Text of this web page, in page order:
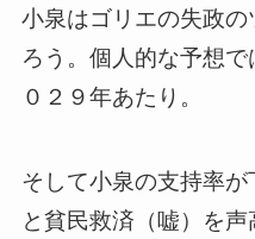
小泉はゴリエの失政
ろう。個人的な予想
０２９年あたり。
そして小泉の支持率
と貧民救済（嘘）を